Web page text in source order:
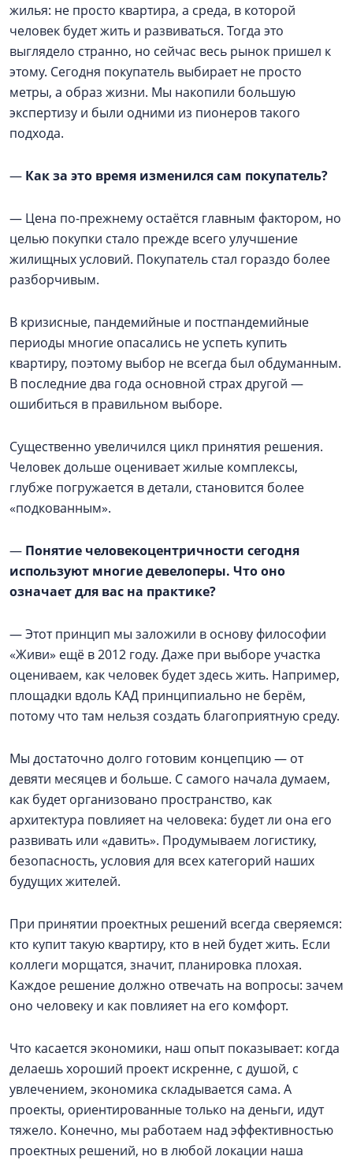
жилья: не просто квартира, а среда, в которой
человек будет жить и развиваться. Тогда это
выглядело странно, но сейчас весь рынок пришел к
этому. Сегодня покупатель выбирает не просто
метры, а образ жизни. Мы накопили большую
экспертизу и были одними из пионеров такого
подхода.
— Как за это время изменился сам покупатель?
— Цена по-прежнему остаётся главным фактором, но
целью покупки стало прежде всего улучшение
жилищных условий. Покупатель стал гораздо более
разборчивым.
В кризисные, пандемийные и постпандемийные
периоды многие опасались не успеть купить
квартиру, поэтому выбор не всегда был обдуманным.
В последние два года основной страх другой —
ошибиться в правильном выборе.
Существенно увеличился цикл принятия решения.
Человек дольше оценивает жилые комплексы,
глубже погружается в детали, становится более
«подкованным».
— Понятие человекоцентричности сегодня
используют многие девелоперы. Что оно
означает для вас на практике?
— Этот принцип мы заложили в основу философии
«Живи» ещё в 2012 году. Даже при выборе участка
оцениваем, как человек будет здесь жить. Например,
площадки вдоль КАД принципиально не берём,
потому что там нельзя создать благоприятную среду.
Мы достаточно долго готовим концепцию — от
девяти месяцев и больше. С самого начала думаем,
как будет организовано пространство, как
архитектура повлияет на человека: будет ли она его
развивать или «давить». Продумываем логистику,
безопасность, условия для всех категорий наших
будущих жителей.
При принятии проектных решений всегда сверяемся:
кто купит такую квартиру, кто в ней будет жить. Если
коллеги морщатся, значит, планировка плохая.
Каждое решение должно отвечать на вопросы: зачем
оно человеку и как повлияет на его комфорт.
Что касается экономики, наш опыт показывает: когда
делаешь хороший проект искренне, с душой, с
увлечением, экономика складывается сама. А
проекты, ориентированные только на деньги, идут
тяжело. Конечно, мы работаем над эффективностью
проектных решений, но в любой локации наша